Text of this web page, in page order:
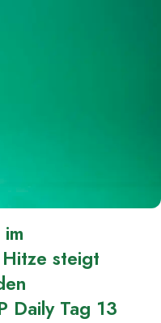
steigt
Daily Tag 13